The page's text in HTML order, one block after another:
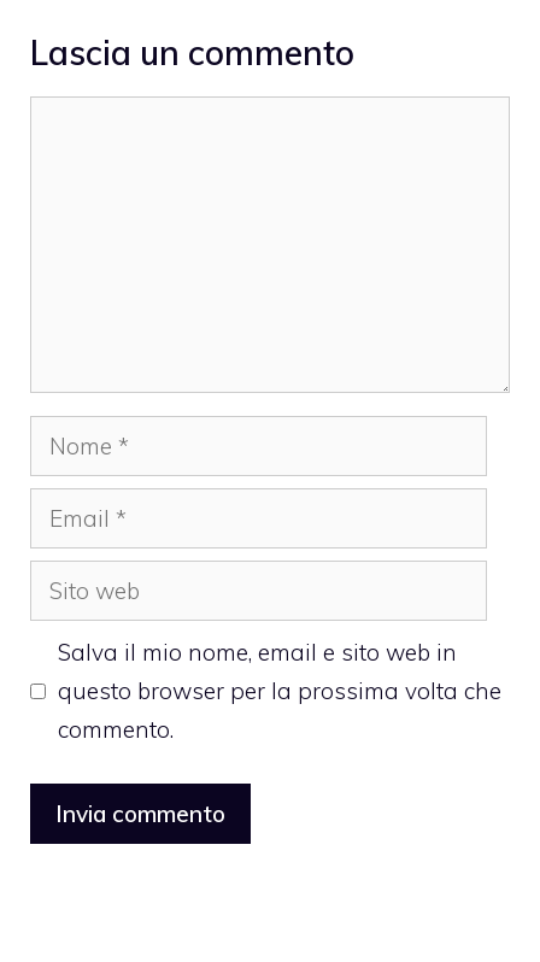
Lascia un commento
Nome
Email
Sito
web
Salva il mio nome, email e sito web in
questo browser per la prossima volta che
commento.